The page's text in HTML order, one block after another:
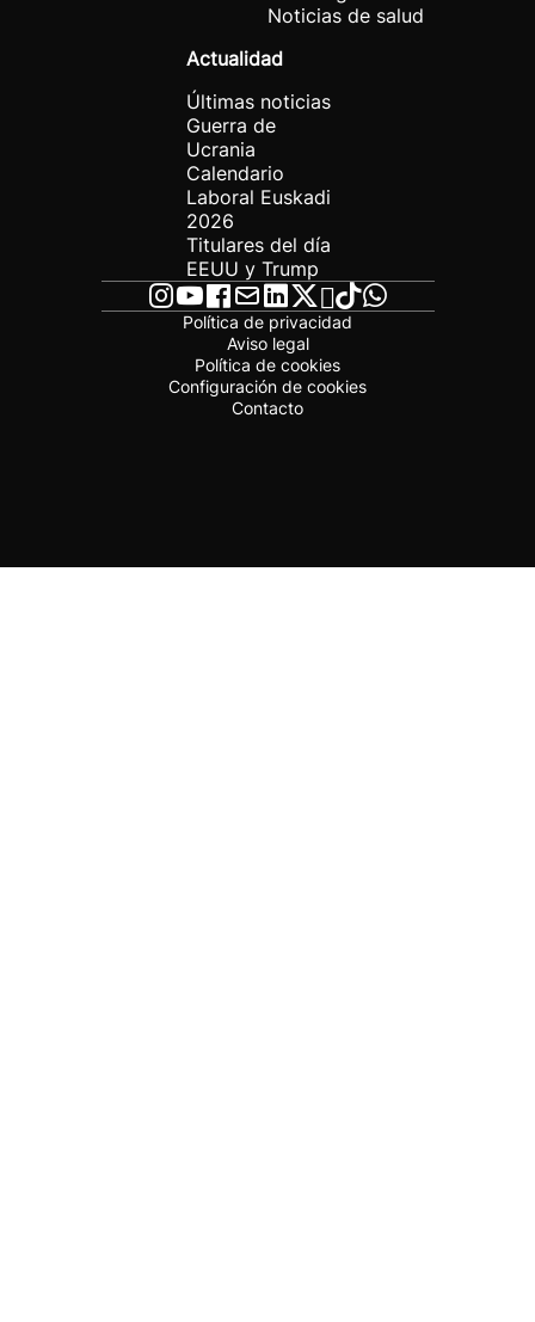
Noticias de salud
Actualidad
Últimas noticias
Guerra de
Ucrania
Calendario
Laboral Euskadi
2026
Titulares del día
EEUU y Trump
Política de privacidad
Aviso legal
Política de cookies
Configuración de cookies
Contacto